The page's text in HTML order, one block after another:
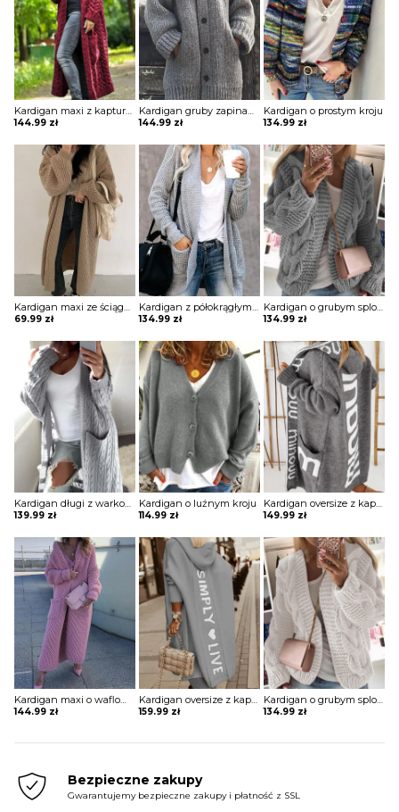
Kardigan maxi z kapturem o grubym warkoczowym splocie
144.99 zł
Kardigan gruby zapinany na guziki z kapturem
144.99 zł
Kardigan o prostym kroju
134.99 zł
Kardigan maxi ze ściągaczami przy rękawach
69.99 zł
Kardigan z półokrągłym dołem z kieszeniami
134.99 zł
Kardigan o grubym splocie
134.99 zł
Kardigan długi z warkoczowym splotem z kieszeniami
139.99 zł
Kardigan o luźnym kroju
114.99 zł
Kardigan oversize z kapturem i napisami
149.99 zł
Kardigan maxi o waflowej strukturze z kieszeniami
144.99 zł
Kardigan oversize z kapturem i nadrukiem na plecach
159.99 zł
Kardigan o grubym splocie
134.99 zł
Bezpieczne zakupy
Gwarantujemy bezpieczne zakupy i płatność z SSL